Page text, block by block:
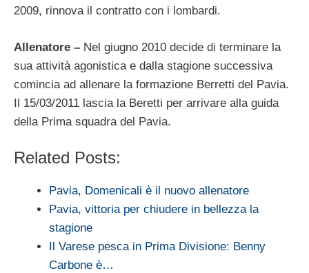
2009, rinnova il contratto con i lombardi.
Allenatore – Nel giugno 2010 decide di terminare la
sua attività agonistica e dalla stagione successiva
comincia ad allenare la formazione Berretti del Pavia.
Il 15/03/2011 lascia la Beretti per arrivare alla guida
della Prima squadra del Pavia.
Related Posts:
Pavia, Domenicali è il nuovo allenatore
Pavia, vittoria per chiudere in bellezza la
stagione
Il Varese pesca in Prima Divisione: Benny
Carbone è…